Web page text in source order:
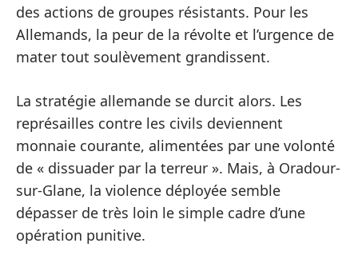
des actions de groupes résistants. Pour les
Allemands, la peur de la révolte et l’urgence de
mater tout soulèvement grandissent.
La stratégie allemande se durcit alors. Les
représailles contre les civils deviennent
monnaie courante, alimentées par une volonté
de « dissuader par la terreur ». Mais, à Oradour-
sur-Glane, la violence déployée semble
dépasser de très loin le simple cadre d’une
opération punitive.